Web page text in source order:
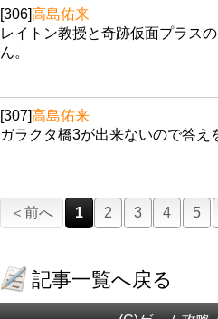
[306]高島佑来
レイトン教授と奇跡仮面プラス
ん。
[307]高島佑来
ガラクタ橋3が出来ないので答え
＜前へ 1 2 3 4 5
記事一覧へ戻る